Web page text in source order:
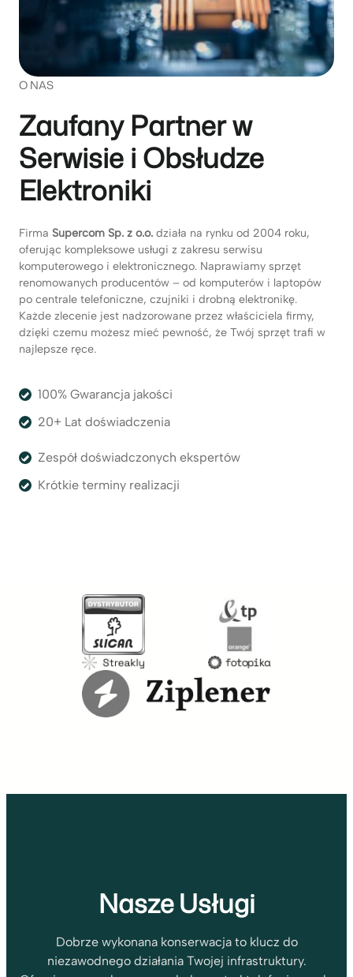
O NAS
Zaufany Partner w
Serwisie i Obsłudze
Elektroniki
Firma Supercom Sp. z o.o. działa na rynku od 2004 roku,
oferując kompleksowe usługi z zakresu serwisu
komputerowego i elektronicznego. Naprawiamy sprzęt
renomowanych producentów – od komputerów i laptopów
po centrale telefoniczne, czujniki i drobną elektronikę.
Każde zlecenie jest nadzorowane przez właściciela firmy,
dzięki czemu możesz mieć pewność, że Twój sprzęt trafi w
najlepsze ręce.
100% Gwarancja jakości
20+ Lat doświadczenia
Zespół doświadczonych ekspertów
Krótkie terminy realizacji
Nasze Usługi
Dobrze wykonana konserwacja to klucz do
niezawodnego działania Twojej infrastruktury.